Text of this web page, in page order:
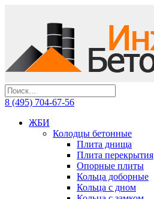
8 (495) 704-67-56
ЖБИ
Колодцы бетонные
Плита днища
Плита перекрытия
Опорные плиты
Кольца доборные
Кольца с дном